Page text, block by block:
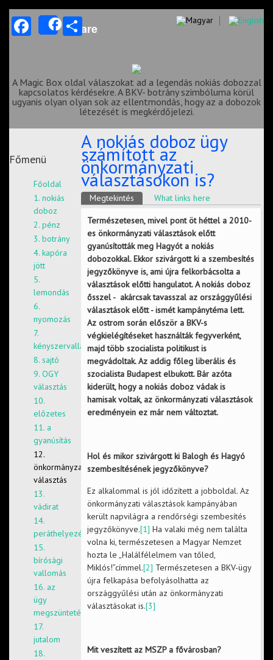
Facebook
ShareShare
A Magic Box oldal válaszokat ad a legendás nokiás dobozzal
kapcsolatos kérdésekre. A BKV- botrány szimbóluma körül
ugyanis olyan olyan sok az ellentmondás, hogy az a dobozok
létezését is megkérdőjelezi.
Főmenü
Főoldal
1. nokiás
doboz
2. pénz
3. botrány
4. kapóra
jött
5.
lemondás
6.
nyomozás
7.
kényszervallatás
8. sajtó
9. OGY
választás
10.
előzetes
11. a
gyanúsítás
12.
önkormányzati
választás
13.
vádirat
14.
peráthelyezés
15.
bírósági
vallomás
16. az
ügy
megszüntetése
17.
jutalom
18.
A nokiás doboz ügy
számított az
önkormányzati
választásokon is?
Elsődleges fülek
Megtekintés (aktív fül)What links here
Természetesen, mivel pont öt héttel a 2010-
es önkormányzati választások előtt
gyanúsították meg Hagyót a nokiás
dobozokkal. Ekkor szivárgott ki a szembesítés
jegyzőkönyve is, ami újra felkorbácsolta a
választások előtti hangulatot. A nokiás doboz
ősszel - akárcsak tavasszal az országgyűlési
választások előtt - ismét kampánytéma lett.
Az ostrom során először a BKV-s
végkielégítéseket használták fegyverként,
majd több szocialista politikust is
megvádoltak. Az addig főleg liberális és
szocialista Budapest elbukott. Bár azóta
kiderült, hogy a nokiás doboz vádak is
hamisak voltak, az önkormányzati választások
eredményein ez már nem változtat.
Hol és mikor szivárgott ki Balogh és Hagyó
szembesítésének jegyzőkönyve?
Ez alkalommal is jól időzített a jobboldal. Az
önkormányzati választások kampányában
került napvilágra a rendőrségi szembesítés
jegyzőkönyve.[1] Ha valaki még nem találta
volna ki, természetesen a Magyar Nemzet
hozta le „Halálfélelmem van tőled,
Miklós!”címmel.[2] Természetesen a BKV-ügy
újra felkapása befolyásolhatta az
országgyűlési után az önkormányzati
választásokat is.[3]
Mit veszített az MSZP a fővárosban?